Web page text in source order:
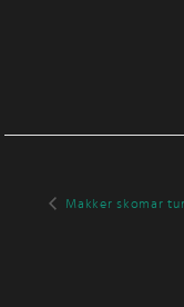
Makker skomar